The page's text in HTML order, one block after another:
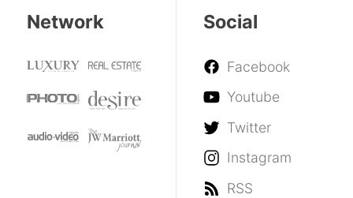
Network Social
Facebook
Youtube
Twitter
Instagram
RSS